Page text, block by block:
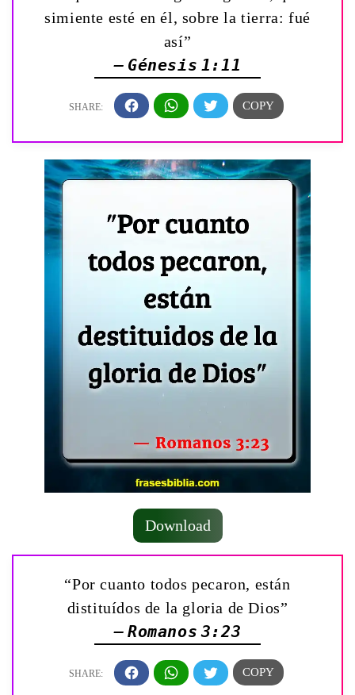
simiente esté en él, sobre la tierra: fué
así”
— Génesis 1:11
Download
“Por cuanto todos pecaron, están
distituídos de la gloria de Dios”
— Romanos 3:23